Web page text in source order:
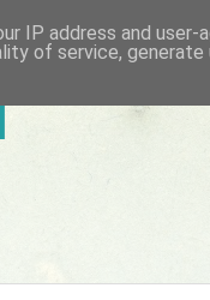
IP address and user-
of service, generate